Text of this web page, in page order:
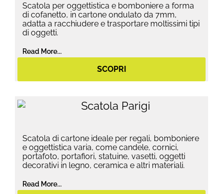
Scatola per oggettistica e bomboniere a forma
di cofanetto, in cartone ondulato da 7mm,
adatta a racchiudere e trasportare moltissimi tipi
di oggetti.
Read More...
SCOPRI
Scatola di cartone ideale per regali, bomboniere
e oggettistica varia, come candele, cornici,
portafoto, portafiori, statuine, vasetti, oggetti
decorativi in legno, ceramica e altri materiali.
Read More...